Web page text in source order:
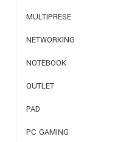
MULTIPRESE
NETWORKING
NOTEBOOK
OUTLET
PAD
PC GAMING